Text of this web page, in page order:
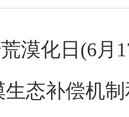
漠化日(6月
生态补偿机